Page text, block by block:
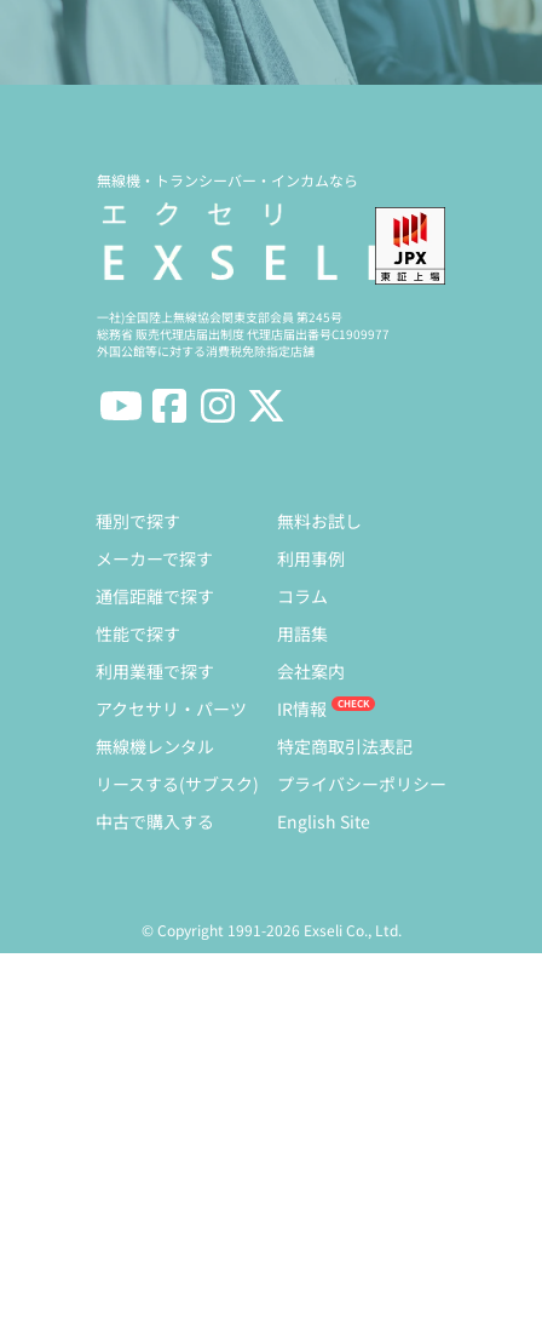
無線機・トランシーバー・インカムなら
一社)全国陸上無線協会関東支部会員 第245号
総務省 販売代理店届出制度 代理店届出番号C1909977
外国公館等に対する消費税免除指定店舗
種別で探す
メーカーで探す
通信距離で探す
性能で探す
利用業種で探す
アクセサリ・パーツ
無線機レンタル
リースする(サブスク)
中古で購入する
無料お試し
利用事例
コラム
用語集
会社案内
IR情報
特定商取引法表記
プライバシーポリシー
English Site
© Copyright 1991-2026 Exseli Co., Ltd.